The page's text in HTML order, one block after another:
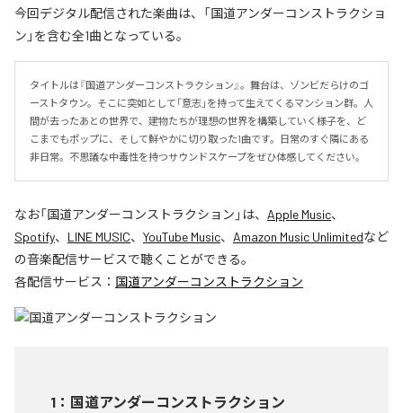
今回デジタル配信された楽曲は、「国道アンダーコンストラクショ
ン」を含む全1曲となっている。
タイトルは『国道アンダーコンストラクション』。舞台は、ゾンビだらけのゴ
ーストタウン。そこに突如として「意志」を持って生えてくるマンション群。人
間が去ったあとの世界で、建物たちが理想の世界を構築していく様子を、ど
こまでもポップに、そして鮮やかに切り取った1曲です。日常のすぐ隣にある
非日常。不思議な中毒性を持つサウンドスケープをぜひ体感してください。
なお「国道アンダーコンストラクション 」は、 Apple Music、
Spotify、 LINE MUSIC、 YouTube Music、 Amazon Music Unlimitedなど
の音楽配信サービスで聴くことができる。
各配信サービス： 国道アンダーコンストラクション
1 ： 国道アンダーコンストラクション